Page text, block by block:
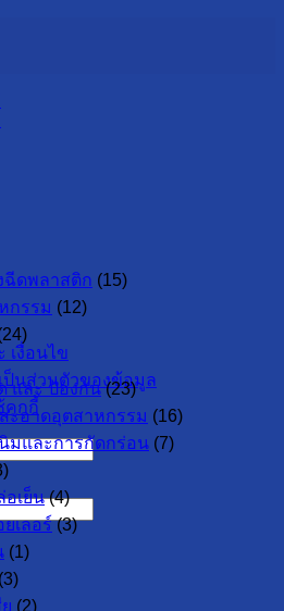
เงื่อนไข
ป็นส่วนตัวของข้อมูล
คุกกี้
ดพลาสติก (15)
กรรม (12)
และ ป้องกัน (23)
ะอาดอุตสาหกรรม (16)
มและการกัดกร่อน (7)
อเย็น (4)
เลอร์ (3)
(1)
(3)
(2)